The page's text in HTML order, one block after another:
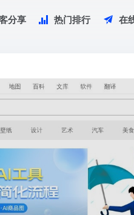
分享 热门排行 在